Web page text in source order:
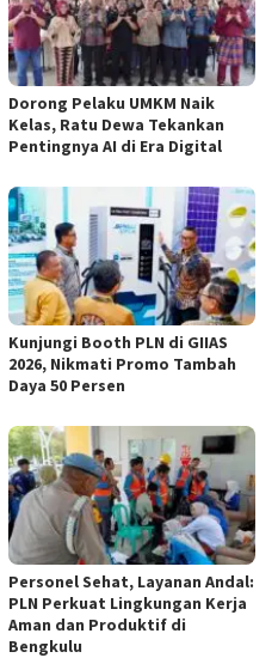
Dorong Pelaku UMKM Naik
Kelas, Ratu Dewa Tekankan
Pentingnya AI di Era Digital
Kunjungi Booth PLN di GIIAS
2026, Nikmati Promo Tambah
Daya 50 Persen
Personel Sehat, Layanan Andal:
PLN Perkuat Lingkungan Kerja
Aman dan Produktif di
Bengkulu